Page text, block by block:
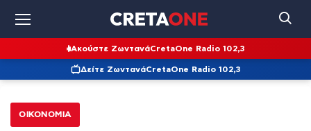
Ακούστε ΖωντανάCretaOne Radio 102,3
Δείτε ΖωντανάCretaOne Radio 102,3
ΟΙΚΟΝΟΜΊΑ